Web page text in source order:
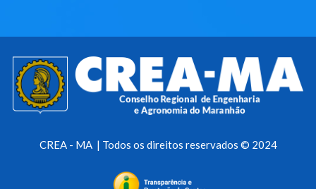
CREA - MA | Todos os direitos reservados © 2024